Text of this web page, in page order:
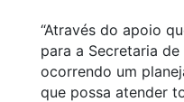
“Através do apoio
para a Secretaria
ocorrendo um
que possa atender